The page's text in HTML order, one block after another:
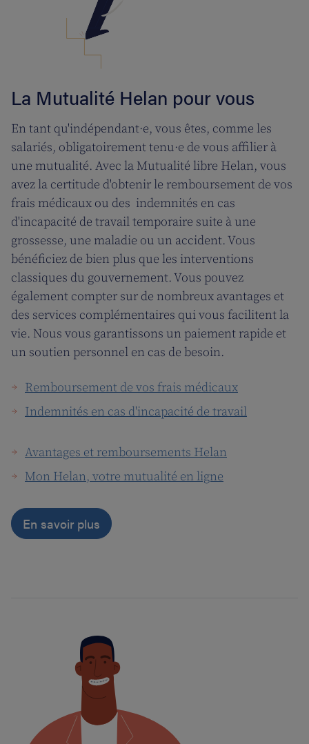
La Mutualité Helan pour vous
En tant qu'indépendant·e, vous êtes, comme les
salariés, obligatoirement tenu·e de vous affilier à
une mutualité. Avec la Mutualité libre Helan, vous
avez la certitude d'obtenir le remboursement de vos
frais médicaux ou des indemnités en cas
d'incapacité de travail temporaire suite à une
grossesse, une maladie ou un accident. Vous
bénéficiez de bien plus que les interventions
classiques du gouvernement. Vous pouvez
également compter sur de nombreux avantages et
des services complémentaires qui vous facilitent la
vie. Nous vous garantissons un paiement rapide et
un soutien personnel en cas de besoin.
Remboursement de vos frais médicaux
Indemnités en cas d'incapacité de travail
Avantages et remboursements Helan
Mon Helan, votre mutualité en ligne
En savoir plus